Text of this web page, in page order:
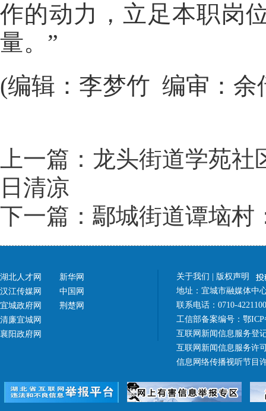
作的动力，立足本职岗
量。”
(编辑：李梦竹 编审：
上一篇：龙头街道学苑
日清凉
下一篇：鄢城街道谭垴村
湖北人才网
汉江传媒网
宜城政府网
清廉宜城网
襄阳政府网
新华网
中国网
荆楚网
关于我们
版权声明
地址：宜城市融媒体中
联系电话：0710-
工信部备案编号： 鄂ICP
互联网新闻信息服务登
互联网新闻信息服务许
信息网络传播视听节目